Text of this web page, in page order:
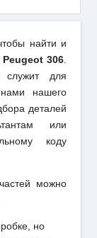
найти и
Peugeot 306
служит для
нашего
деталей
или
коду
можно
но